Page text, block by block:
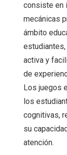
consiste en
mecánicas
ámbito
activa y
de
Los juegos
los
cognitivas,
su
atención.